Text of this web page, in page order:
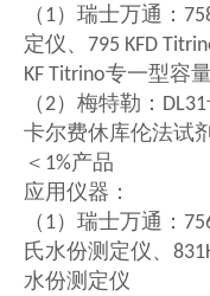
（ 1）瑞士万通：
定仪、 795 KFD
KF Titrino专一型容
（2）梅特勒： DL31
卡尔费休库伦法试
＜ 1%产品
应用仪器：
（ 1）瑞士万通：
氏水份测定仪、
水份测定仪